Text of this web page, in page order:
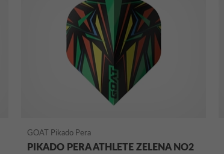
GOAT Pikado Pera
PIKADO PERA ATHLETE ZELENA NO2